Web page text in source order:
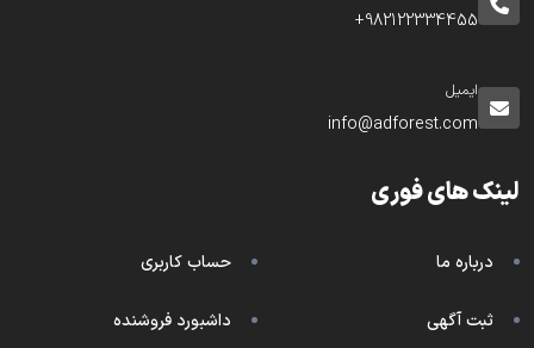
982122334455+
ایمیل
info@adforest.com
لینک های فوری
درباره ما
ثبت آگهی
حساب کاربری
داشبورد فروشنده